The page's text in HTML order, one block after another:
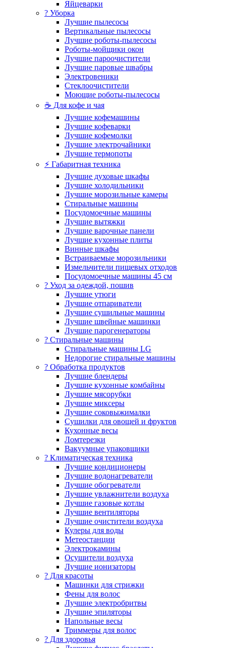
Яйцеварки
? Уборка
Лучшие пылесосы
Вертикальные пылесосы
Лучшие роботы-пылесосы
Роботы-мойщики окон
Лучшие пароочистители
Лучшие паровые швабры
Электровеники
Стеклоочистители
Моющие роботы-пылесосы
☕ Для кофе и чая
Лучшие кофемашины
Лучшие кофеварки
Лучшие кофемолки
Лучшие электрочайники
Лучшие термопоты
⚡ Габаритная техника
Лучшие духовые шкафы
Лучшие холодильники
Лучшие морозильные камеры
Стиральные машины
Посудомоечные машины
Лучшие вытяжки
Лучшие варочные панели
Лучшие кухонные плиты
Винные шкафы
Встраиваемые морозильники
Измельчители пищевых отходов
Посудомоечные машины 45 см
? Уход за одеждой, пошив
Лучшие утюги
Лучшие отпариватели
Лучшие сушильные машины
Лучшие швейные машинки
Лучшие парогенераторы
? Стиральные машины
Стиральные машины LG
Недорогие стиральные машины
? Обработка продуктов
Лучшие блендеры
Лучшие кухонные комбайны
Лучшие мясорубки
Лучшие миксеры
Лучшие соковыжималки
Сушилки для овощей и фруктов
Кухонные весы
Ломтерезки
Вакуумные упаковщики
?️ Климатическая техника
Лучшие кондиционеры
Лучшие водонагреватели
Лучшие обогреватели
Лучшие увлажнители воздуха
Лучшие газовые котлы
Лучшие вентиляторы
Лучшие очистители воздуха
Кулеры для воды
Метеостанции
Электрокамины
Осушители воздуха
Лучшие ионизаторы
? Для красоты
Машинки для стрижки
Фены для волос
Лучшие электробритвы
Лучшие эпиляторы
Напольные весы
Триммеры для волос
? Для здоровья